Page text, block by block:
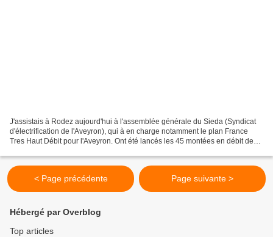
J'assistais à Rodez aujourd'hui à l'assemblée générale du Sieda (Syndicat
d'électrification de l'Aveyron), qui à en charge notamment le plan France
Tres Haut Débit pour l'Aveyron. Ont été lancés les 45 montées en débit de
< Page précédente Page suivante >
Hébergé par Overblog
Top articles